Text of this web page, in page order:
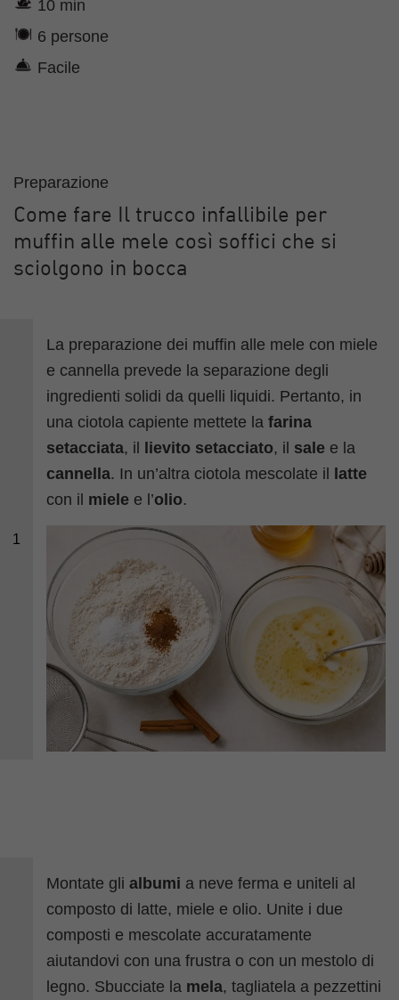
10 min
6 persone
Facile
Preparazione
Come fare Il trucco infallibile per
muffin alle mele così soffici che si
sciolgono in bocca
1
La preparazione dei muffin alle mele con miele
e cannella prevede la separazione degli
ingredienti solidi da quelli liquidi. Pertanto, in
una ciotola capiente mettete lafarina
setacciata, il lievito setacciato, il sale e la
cannella. In un’altra ciotola mescolate il latte
con il miele e l’olio.
Montate glialbumi a neve ferma e uniteli al
composto di latte, miele e olio. Unite i due
composti e mescolate accuratamente
aiutandovi con una frustra o con un mestolo di
legno. Sbucciate la mela, tagliatela a pezzettini